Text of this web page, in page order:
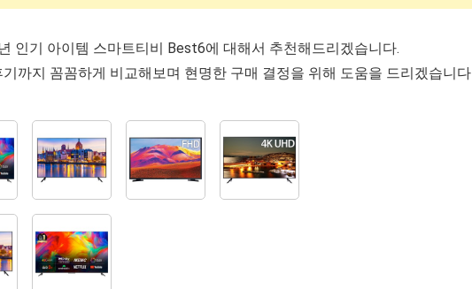
인기 아이템 스마트티비 Best6에 대해서 추천해드리겠습니다.
까지 꼼꼼하게 비교해보며 현명한 구매 결정을 위해 도움을 드리겠습니다